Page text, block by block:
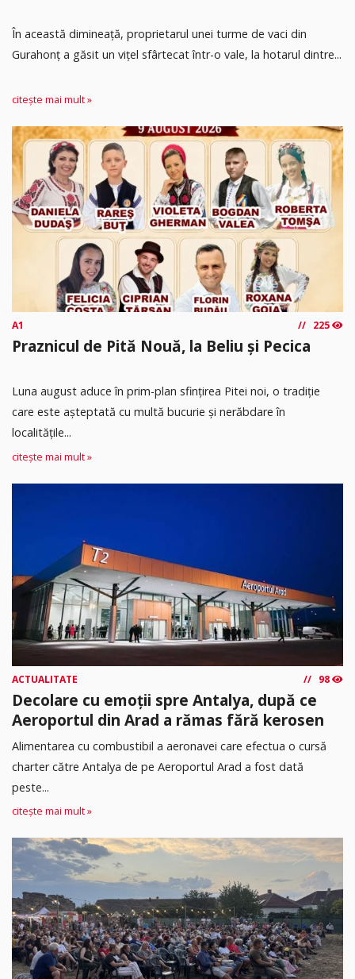
În această dimineață, proprietarul unei turme de vaci din
Gurahonț a găsit un vițel sfârtecat într-o vale, la hotarul dintre...
citește mai mult »
A1 225
Praznicul de Pită Nouă, la Beliu și Pecica
Luna august aduce în prim-plan sfințirea Pitei noi, o tradiție
care este așteptată cu multă bucurie și nerăbdare în
localitățile...
citește mai mult »
ACTUALITATE 98
Decolare cu emoții spre Antalya, după ce
Aeroportul din Arad a rămas fără kerosen
Alimentarea cu combustibil a aeronavei care efectua o cursă
charter către Antalya de pe Aeroportul Arad a fost dată
peste...
citește mai mult »